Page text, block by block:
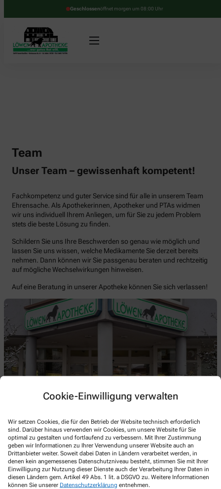
Cookie-Einwilligung verwalten
Wir setzen Cookies, die für den Betrieb der Website technisch erforderlich
sind. Darüber hinaus verwenden wir Cookies, um unsere Website für Sie
optimal zu gestalten und fortlaufend zu verbessern. Mit Ihrer Zustimmung
geben wir Informationen zu Ihrer Verwendung unserer Website auch an
Drittanbieter weiter. Soweit dabei Daten in Ländern verarbeitet werden, in
denen kein angemessenes Datenschutzniveau besteht, stimmen Sie mit Ihrer
Einwilligung zur Nutzung dieser Dienste auch der Verarbeitung Ihrer Daten in
diesen Ländern gem. Artikel 49 Abs. 1 lit. a DSGVO zu. Weitere Informationen
können Sie unserer Datenschutzerklärung entnehmen.
Geschlossenöffnet morgen um 08:00 Uhr
Team
Unser Team – gewissenhaft kompetent!
Fachkompetenz und guter Service sind für alle in unserem Team
Ehrensache. Als Apothekerinnen, Apotheker und PTAs widmen
wir uns individuell Ihrem Anliegen, um für Sie zu jedem Problem
stets die beste Lösung zu finden.
Schildern Sie uns Ihre Beschwerden so genau wie möglich und
lassen Sie uns wissen, welche Medikamente Sie derzeit bereits
nehmen. Dann können wir Sie passgenau beraten und rechtzeitig
auf mögliche Wechselwirkungen hinweisen.
Auf eine Beratung in unserer Apotheke können Sie sich verlassen!
Das Team der Löwen-Apotheke!